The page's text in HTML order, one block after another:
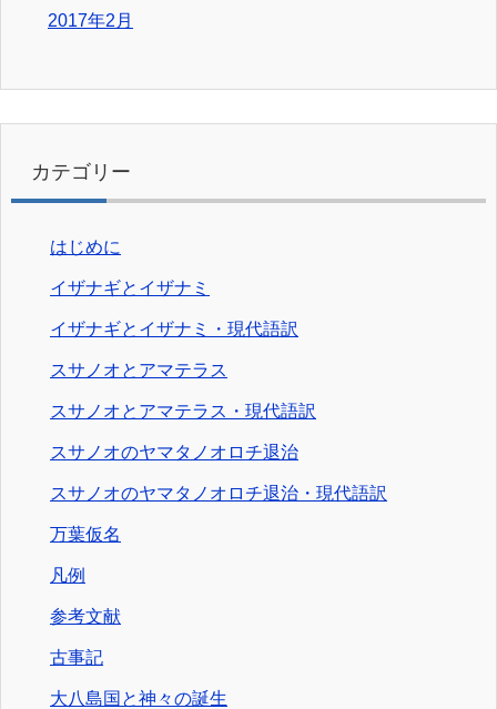
2017年2月
カテゴリー
はじめに
イザナギとイザナミ
イザナギとイザナミ・現代語訳
スサノオとアマテラス
スサノオとアマテラス・現代語訳
スサノオのヤマタノオロチ退治
スサノオのヤマタノオロチ退治・現代語訳
万葉仮名
凡例
参考文献
古事記
大八島国と神々の誕生